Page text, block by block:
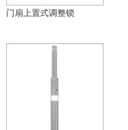
门扇上置式调整锁